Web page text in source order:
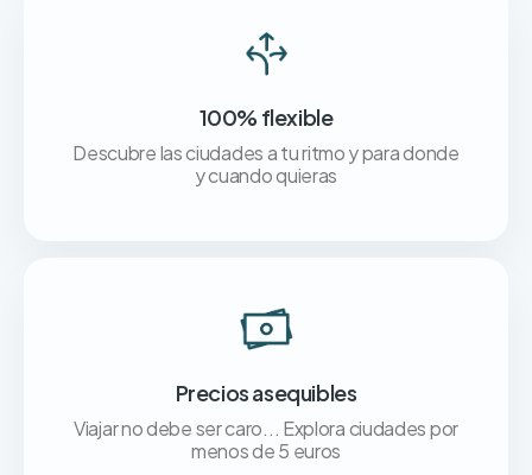
100% flexible
Descubre las ciudades a tu ritmo y para donde
y cuando quieras
Precios asequibles
Viajar no debe ser caro... Explora ciudades por
menos de 5 euros